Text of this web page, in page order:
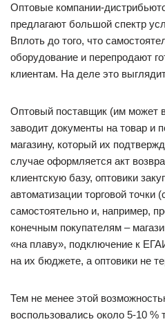
Оптовые компании-
предлагают большой спектр
Вплоть до того, что
оборудование и перепродают
клиентам. На деле это
Оптовый поставщик (им может
заводит документы на товар и
магазину, который их
случае оформляется акт
клиентскую базу, оптовики
автоматизации торговой
самостоятельно и, например,
конечным покупателям –
«на плаву», подключение к
на их бюджете, а оптовики не
Тем не менее этой
воспользовались около 5-10